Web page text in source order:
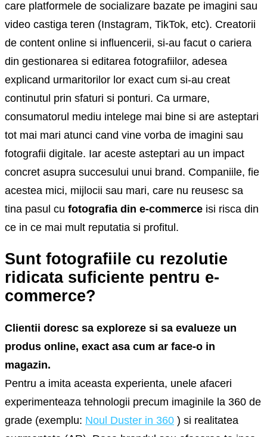
care platformele de socializare bazate pe imagini sau
video castiga teren (Instagram, TikTok, etc). Creatorii
de content online si influencerii, si-au facut o cariera
din gestionarea si editarea fotografiilor, adesea
explicand urmaritorilor lor exact cum si-au creat
continutul prin sfaturi si ponturi. Ca urmare,
consumatorul mediu intelege mai bine si are asteptari
tot mai mari atunci cand vine vorba de imagini sau
fotografii digitale. Iar aceste asteptari au un impact
concret asupra succesului unui brand. Companiile, fie
acestea mici, mijlocii sau mari, care nu reusesc sa
tina pasul cu fotografia din e-commerce isi risca din
ce in ce mai mult reputatia si profitul.
Sunt fotografiile cu rezolutie
ridicata suficiente pentru e-
commerce?
Clientii doresc sa exploreze si sa evalueze un
produs online, exact asa cum ar face-o in
magazin.
Pentru a imita aceasta experienta, unele afaceri
experimenteaza tehnologii precum imaginile la 360 de
grade (exemplu: Noul Duster in 360 ) si realitatea